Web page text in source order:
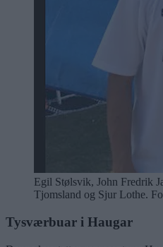
Egil Stølsvik, John Fredrik
Tjomsland og Sjur Lothe.
Tysværbuar i Haugar